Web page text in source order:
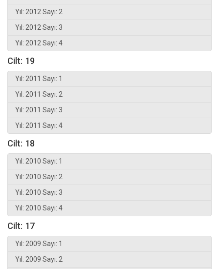
Yıl: 2012 Sayı: 2
Yıl: 2012 Sayı: 3
Yıl: 2012 Sayı: 4
Cilt: 19
Yıl: 2011 Sayı: 1
Yıl: 2011 Sayı: 2
Yıl: 2011 Sayı: 3
Yıl: 2011 Sayı: 4
Cilt: 18
Yıl: 2010 Sayı: 1
Yıl: 2010 Sayı: 2
Yıl: 2010 Sayı: 3
Yıl: 2010 Sayı: 4
Cilt: 17
Yıl: 2009 Sayı: 1
Yıl: 2009 Sayı: 2